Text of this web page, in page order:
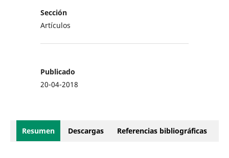
Sección
Artículos
Publicado
20-04-2018
Resumen Descargas Referencias bibliográficas